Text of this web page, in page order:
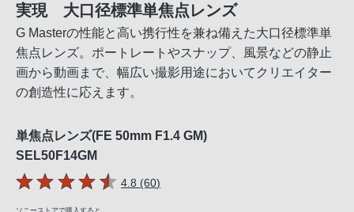
実現 大口径標準単焦点レンズ
G Masterの性能と高い携行性を兼ね備えた大口径標準単
焦点レンズ。ポートレートやスナップ、風景などの静止
画から動画まで、幅広い撮影用途においてクリエイター
の創造性に応えます。
単焦点レンズ(FE 50mm F1.4 GM)
SEL50F14GM
5つの星のうち
4.8 (60件のレビュー
)